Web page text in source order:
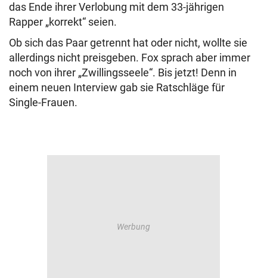
das Ende ihrer Verlobung mit dem 33-jährigen
Rapper „korrekt“ seien.
Ob sich das Paar getrennt hat oder nicht, wollte sie
allerdings nicht preisgeben. Fox sprach aber immer
noch von ihrer „Zwillingsseele“. Bis jetzt! Denn in
einem neuen Interview gab sie Ratschläge für
Single-Frauen.